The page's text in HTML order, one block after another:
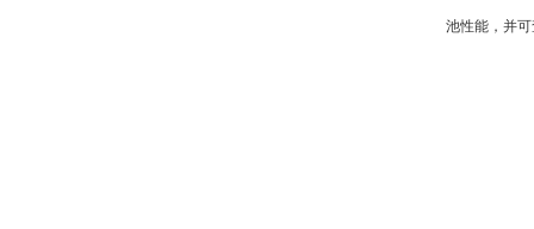
池性能，并